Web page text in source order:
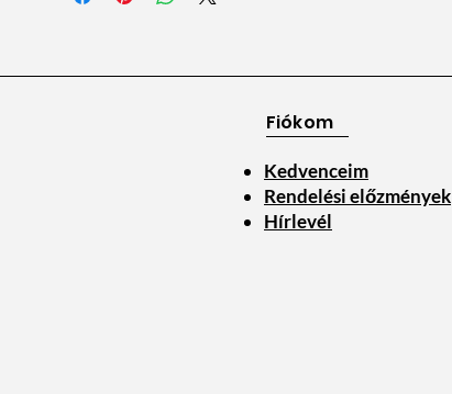
Fiókom
Kedvenceim
Rendelési előzmények
Hírlevél